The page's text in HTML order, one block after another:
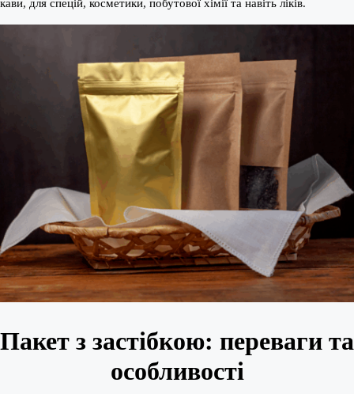
кави, для спецій, косметики, побутової хімії та навіть ліків.
Пакет з застібкою: переваги та
особливості